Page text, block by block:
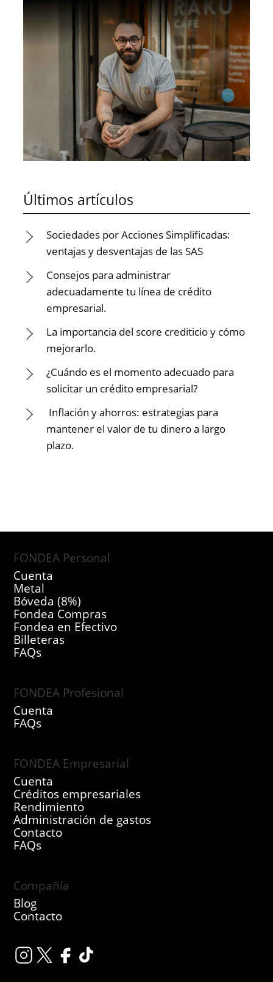
Últimos artículos
Sociedades por Acciones Simplificadas:
ventajas y desventajas de las SAS
Consejos para administrar
adecuadamente tu línea de crédito
empresarial.
La importancia del score crediticio y cómo
mejorarlo.
¿Cuándo es el momento adecuado para
solicitar un crédito empresarial?
Inflación y ahorros: estrategias para
mantener el valor de tu dinero a largo
plazo.
FONDEA Personal
Cuenta
Metal
Bóveda (8%)
Fondea Compras
Fondea en Efectivo
Billeteras
FAQs
FONDEA Profesional
Cuenta
FAQs
FONDEA Empresarial
Cuenta
Créditos empresariales
Rendimiento
Administración de gastos
Contacto
FAQs
Compañía
Blog
Contacto